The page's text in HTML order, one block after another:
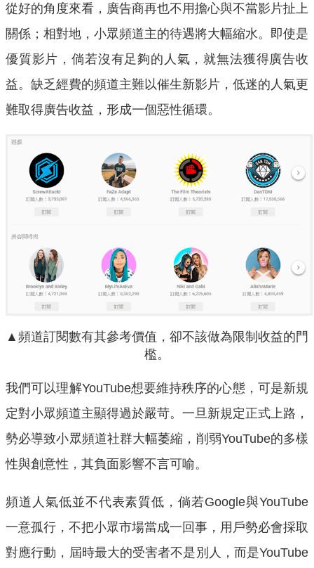
從好的角度來看，廣告商再也不用擔心與不當影片扯上
關係；相對地，小眾頻道主的待遇將大幅縮水。即使是
優質影片，倘若沒有足夠的人氣，就無法獲得廣告收
益。缺乏經費的頻道主難以催生新影片，低迷的人氣更
難取得廣告收益，形成一個惡性循環。
▲頻道訂閱數有其參考價值，卻不該做為限制收益的門
檻。
我們可以理解YouTube想要維持秩序的心態，可是新規
定對小眾頻道主顯得過於嚴苛。一旦新規定正式上路，
勢必導致小眾頻道社群大幅萎縮，削弱YouTube的多樣
性與創意性，其負面影響不言可喻。
頻道人氣低並不代表素質低，倘若Google與YouTube
一意孤行，不把小眾市場當成一回事，用戶勢必會採取
對應行動，屆時最大的受害者不是別人，而是YouTube